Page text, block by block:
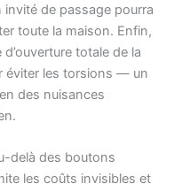
de passage pourra
toute la maison. Enfin,
totale de la
éviter les torsions — un
des nuisances
delà des boutons
les coûts invisibles et